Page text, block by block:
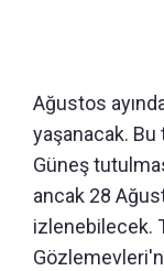
Ağustos
yaşanacak.
Güneş
ancak 28
izlenebilecek.